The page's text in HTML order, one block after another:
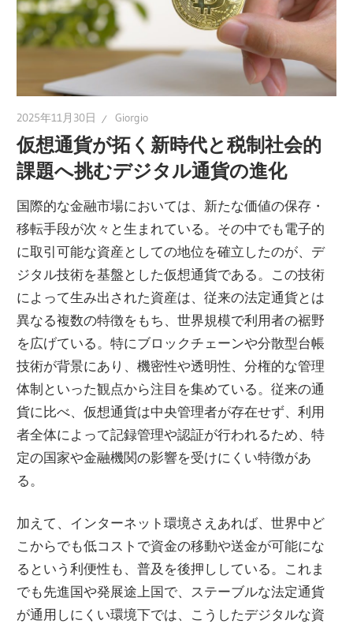
定
版
入
れ
よ
2025年11月30日 Giorgio
仮想通貨が拓く新時代と税制社会的
課題へ挑むデジタル通貨の進化
国際的な金融市場においては、新たな価値の保存・
移転手段が次々と生まれている。 その中でも電子的
に取引可能な資産としての地位を確立したのが、デ
ジタル技術を基盤とした仮想通貨である。この技術
によって生み出された資産は、従来の法定通貨とは
異なる複数の特徴をもち、世界規模で利用者の裾野
を広げている。特にブロックチェーンや分散型台帳
技術が背景にあり、機密性や透明性、分権的な管理
体制といった観点から注目を集めている。従来の通
貨に比べ、仮想通貨は中央管理者が存在せず、利用
者全体によって記録管理や認証が行われるため、特
定の国家や金融機関の影響を受けにくい特徴があ
る。
加えて、インターネット環境さえあれば、世界中ど
こからでも低コストで資金の移動や送金が可能にな
るという利便性も、普及を後押ししている。これま
でも先進国や発展途上国で、ステーブルな法定通貨
が通用しにくい環境下では、こうしたデジタルな資